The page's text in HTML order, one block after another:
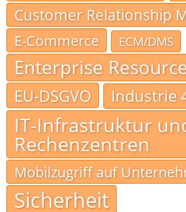
Customer Relationship
E-Commerce
ECM/DMS
Enterprise
EU-DSGVO Industrie
IT-Infrastruktur
Rechenzentren
Mobilzugriff auf
Sicherheit